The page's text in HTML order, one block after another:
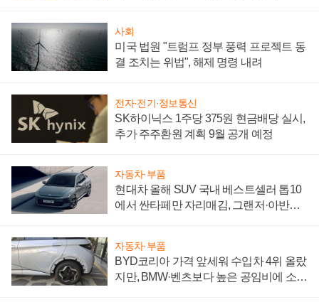
사회
미국 법원 "트럼프 정부 풍력 프로젝트 동
결 조치는 위법", 해제 명령 내려
전자·전기·정보통신
SK하이닉스 1주당 375원 현금배당 실시,
추가 주주환원 계획 9월 공개 예정
자동차·부품
현대차 올해 SUV 국내 베스트셀러 톱10
에서 싼타페만 자리매김, 그랜저·아반떼
자동차·부품
BYD코리아 가격 앞세워 수입차 4위 올랐
지만, BMW·벤츠보다 높은 공임비에 소비